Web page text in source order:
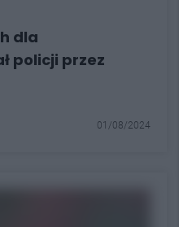
dla
policji przez
01/08/2024